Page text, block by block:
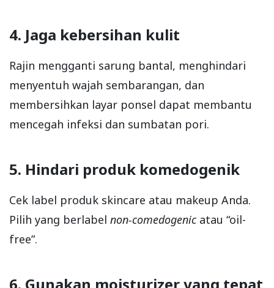
4. Jaga kebersihan kulit
Rajin mengganti sarung bantal, menghindari
menyentuh wajah sembarangan, dan
membersihkan layar ponsel dapat membantu
mencegah infeksi dan sumbatan pori.
5. Hindari produk komedogenik
Cek label produk skincare atau makeup Anda.
Pilih yang berlabel non-comedogenicatau “oil-
free”.